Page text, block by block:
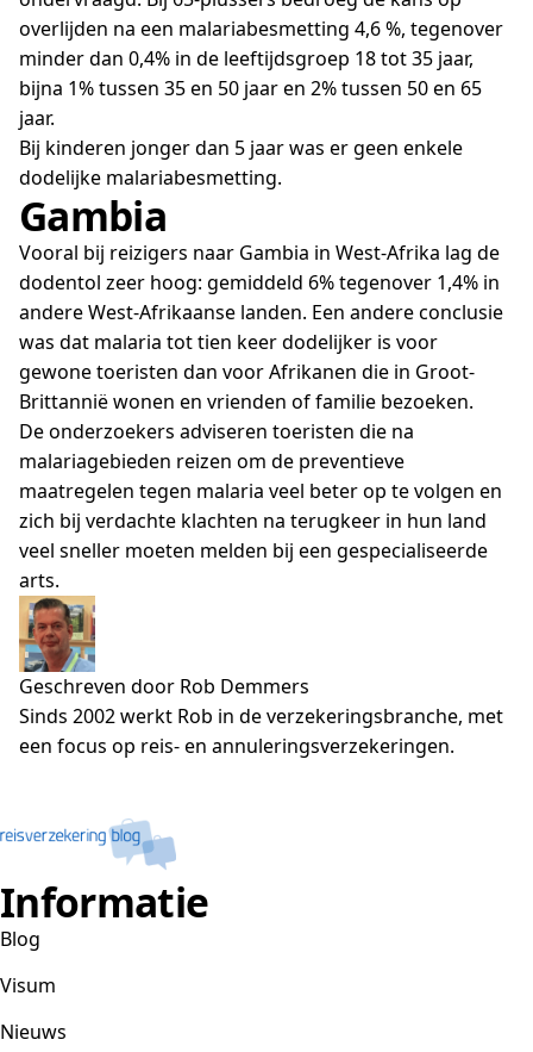
overlijden na een malariabesmetting 4,6 %, tegenover
minder dan 0,4% in de leeftijdsgroep 18 tot 35 jaar,
bijna 1% tussen 35 en 50 jaar en 2% tussen 50 en 65
jaar.
Bij kinderen jonger dan 5 jaar was er geen enkele
dodelijke malariabesmetting.
Gambia
Vooral bij reizigers naar Gambia in West-Afrika lag de
dodentol zeer hoog: gemiddeld 6% tegenover 1,4% in
andere West-Afrikaanse landen. Een andere conclusie
was dat malaria tot tien keer dodelijker is voor
gewone toeristen dan voor Afrikanen die in Groot-
Brittannië wonen en vrienden of familie bezoeken.
De onderzoekers adviseren toeristen die na
malariagebieden reizen om de preventieve
maatregelen tegen malaria veel beter op te volgen en
zich bij verdachte klachten na terugkeer in hun land
veel sneller moeten melden bij een gespecialiseerde
arts.
Geschreven door Rob Demmers
Sinds 2002 werkt Rob in de verzekeringsbranche, met
een focus op reis- en annuleringsverzekeringen.
Informatie
Blog
Visum
Nieuws